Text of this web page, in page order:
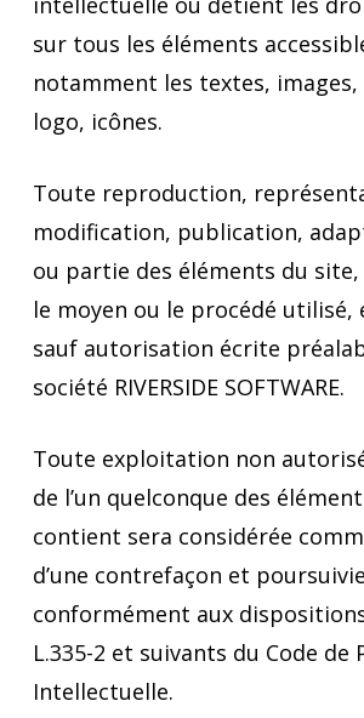
sur tous les éléments
notamment les textes,
logo, icônes.
Toute reproduction,
modification, publication,
ou partie des éléments du
le moyen ou le procédé
sauf autorisation écrite
société RIVERSIDE SOFTWARE.
Toute exploitation non
de l’un quelconque des
contient sera considérée
d’une contrefaçon et poursuivie
conformément aux
L.335-2 et suivants du Code de
Intellectuelle.